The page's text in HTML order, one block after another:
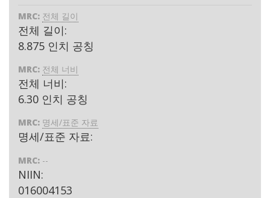
MRC: 전체 길이
전체 길이:
8.875 인치 공칭
MRC: 전체 너비
전체 너비:
6.30 인치 공칭
MRC: 명세/표준 자료
명세/표준 자료:
MRC: --
NIIN:
016004153